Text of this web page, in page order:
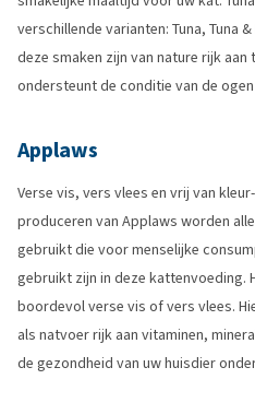
verschillende varianten: Tuna, Tuna
deze smaken zijn van nature rijk
ondersteunt de conditie van de
Applaws
Verse vis, vers vlees en vrij van
produceren van Applaws worden
gebruikt die voor menselijke
gebruikt zijn in deze kattenvoeding.
boordevol verse vis of vers vlees.
als natvoer rijk aan vitaminen,
de gezondheid van uw huisdier